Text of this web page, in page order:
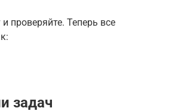
проверяйте. Теперь все
задач